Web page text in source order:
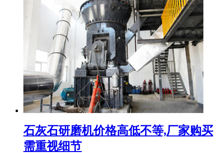
石灰石研磨机价格高低不等,厂家购买
需重视细节